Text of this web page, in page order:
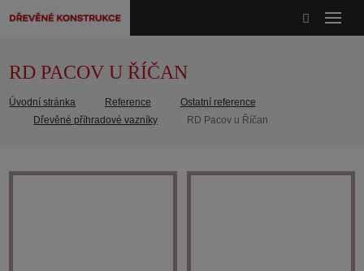
RD PACOV U ŘÍČAN
Úvodní stránka Reference
Ostatní reference
Dřevěné příhradové vazníky
RD Pacov u Říčan